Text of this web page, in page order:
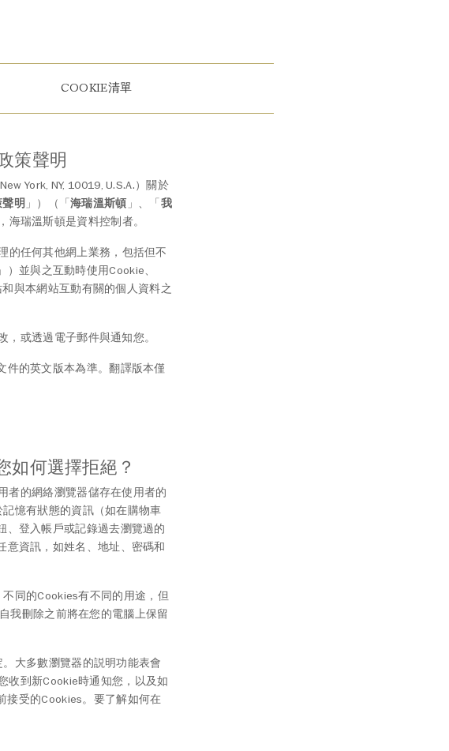
COOKIE清單
策聲明
York, NY, 10019, U.S.A.）關於
明 」）（「海瑞溫斯頓」、「 我
海瑞溫斯頓是資料控制者。
的任何其他網上業務，包括但不
）並與之互動時使用Cookie、
與本網站互動有關的個人資料之
或透過電子郵件與通知您。
件的英文版本為準。翻譯版本僅
如何選擇拒絕？
者的網絡瀏覽器儲存在使用者的
憶有狀態的資訊（如在購物車
、登入帳戶或記錄過去瀏覽過的
意資訊，如姓名、地址、密碼和
同的Cookies有不同的用途，但
我刪除之前將在您的電腦上保留
大多數瀏覽器的説明功能表會
收到新Cookie時通知您，以及如
接受的Cookies。要了解如何在